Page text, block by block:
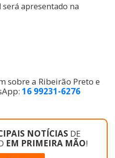
apresentado na
sobre a Ribeirão Preto e
16 99231-6276
NOTÍCIAS DE
EM PRIMEIRA MÃO!